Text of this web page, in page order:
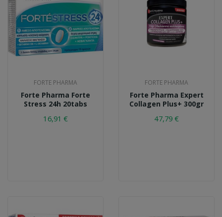
FORTE PHARMA
Forte Pharma Forte
Stress 24h 20tabs
16,91 €
FORTE PHARMA
Forte Pharma Expert
Collagen Plus+ 300gr
47,79 €